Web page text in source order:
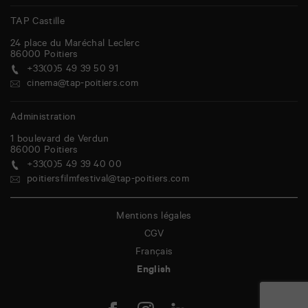
TAP Castille
24 place du Maréchal Leclerc
86000 Poitiers
+33(0)5 49 39 50 91
cinema@tap-poitiers.com
Administration
1 boulevard de Verdun
86000 Poitiers
+33(0)5 49 39 40 00
poitiersfilmfestival@tap-poitiers.com
Mentions légales
CGV
Français
English